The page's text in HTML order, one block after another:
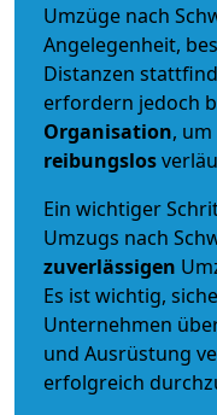
Umzüge nach
Angelegenheit,
Distanzen
erfordern jedoch
Organisation,
reibungslos
Ein wichtiger
Umzugs nach
zuverlässigen
Es ist wichtig,
Unternehmen
und Ausrüstung
erfolgreich